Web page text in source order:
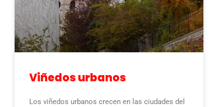
Viñedos urbanos
Los viñedos urbanos crecen en las ciudades del